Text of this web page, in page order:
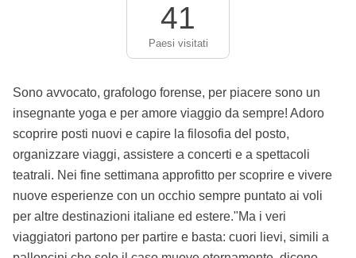
41
Paesi visitati
Sono avvocato, grafologo forense, per piacere sono un
insegnante yoga e per amore viaggio da sempre! Adoro
scoprire posti nuovi e capire la filosofia del posto,
organizzare viaggi, assistere a concerti e a spettacoli
teatrali. Nei fine settimana approfitto per scoprire e vivere
nuove esperienze con un occhio sempre puntato ai voli
per altre destinazioni italiane ed estere."Ma i veri
viaggiatori partono per partire e basta: cuori lievi, simili a